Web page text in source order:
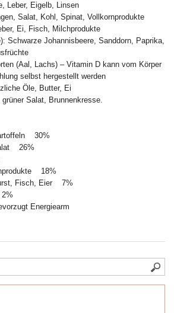
Leber, Eigelb, Linsen
Salat, Kohl, Spinat, Vollkornprodukte
Ei, Fisch, Milchprodukte
Schwarze Johannisbeere, Sanddorn, Paprika,
(Aal, Lachs) – Vitamin D kann vom Körper
selbst hergestellt werden
Öle, Butter, Ei
Salat, Brunnenkresse.
30%
26%
18%
Fisch, Eier 7%
Energiearm